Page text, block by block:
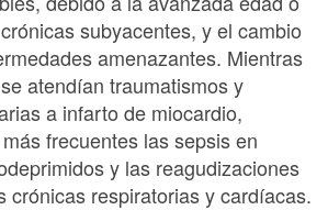
subyacentes, y el cambio
amenazantes. Mientras
atendían traumatismos y
a infarto de miocardio,
frecuentes las sepsis en
y las reagudizaciones
crónicas respiratorias y cardíacas.